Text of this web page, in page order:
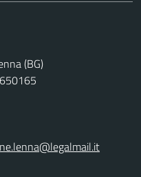
(BG)